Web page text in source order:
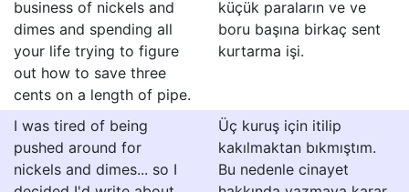
business of nickels and
dimes and spending all
your life trying to figure
out how to save three
cents on a length of pipe.
küçük paraların ve ve
boru başına birkaç sent
kurtarma işi.
I was tired of being
pushed around for
nickels and dimes... so I
Üç kuruş için itilip
kakılmaktan bıkmıştım.
Bu nedenle cinayet